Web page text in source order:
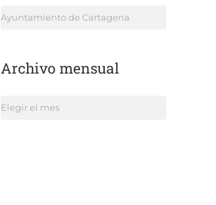
Categorías
Archivo mensual
Archivo
mensual